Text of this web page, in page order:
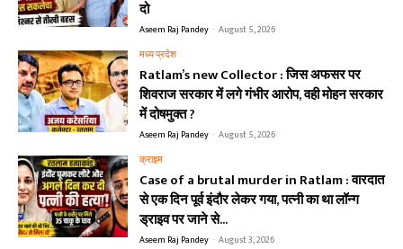
दो
Aseem Raj Pandey - August 5, 2026
मध्य प्रदेश
Ratlam’s new Collector : जिस अफसर पर
शिवराज सरकार में लगे गंभीर आरोप, वही मोहन सरकार
में दोषमुक्त ?
Aseem Raj Pandey - August 5, 2026
क्राइम
Case of a brutal murder in Ratlam : वारदात
से एक दिन पूर्व इंदौर लेकर गया, पत्नी का था लॉन्ग
ड्राइव पर जाने से...
Aseem Raj Pandey - August 3, 2026